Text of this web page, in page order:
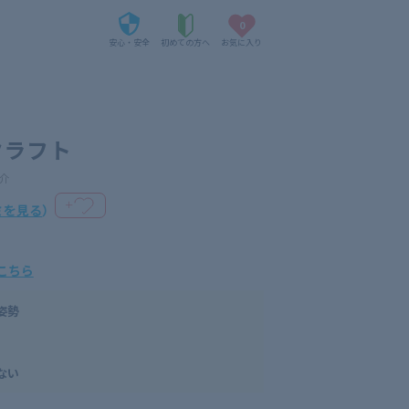
安心・安全 初めての方へ
0
お気に入り
フト
見る） ＋
ちら
勢
い